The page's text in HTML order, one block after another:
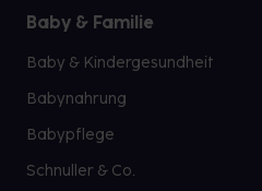
Baby & Familie
Baby & Kindergesundheit
Babynahrung
Babypflege
Schnuller & Co.